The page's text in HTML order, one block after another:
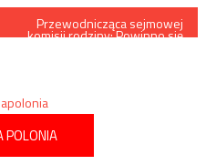
Przewodnicząca sejmowej
komisji rodziny: Powinno się
POLONIA